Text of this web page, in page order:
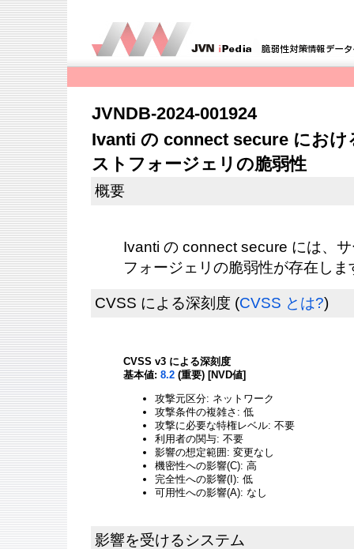
JVNDB-2024-001924
Ivanti の connect secure にお
ストフォージェリの脆弱性
概要
Ivanti の connect secure には、
フォージェリの脆弱性が存在しま
CVSS による深刻度 (CVSS とは?)
CVSS v3 による深刻度
基本値: 8.2 (重要) [NVD値]
攻撃元区分: ネットワーク
攻撃条件の複雑さ: 低
攻撃に必要な特権レベル: 不要
利用者の関与: 不要
影響の想定範囲: 変更なし
機密性への影響(C): 高
完全性への影響(I): 低
可用性への影響(A): なし
影響を受けるシステム